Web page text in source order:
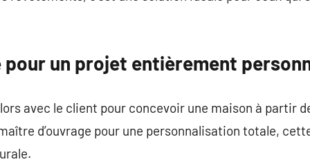
pour un projet entièrement
avec le client pour concevoir une maison à partir
d’ouvrage pour une personnalisation totale,